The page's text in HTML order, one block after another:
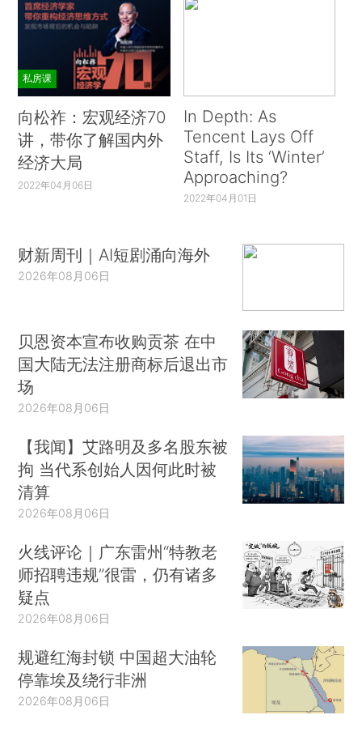
私房课
向松祚：宏观经济70
讲，带你了解国内外
经济大局
2022年04月06日
In Depth: As
Tencent Lays Off
Staff, Is Its ‘Winter’
Approaching?
2022年04月01日
财新周刊｜AI短剧涌向海外
2026年08月06日
贝恩资本宣布收购贡茶 在中
国大陆无法注册商标后退出市
场
2026年08月06日
【我闻】艾路明及多名股东被
拘 当代系创始人因何此时被
清算
2026年08月06日
火线评论｜广东雷州“特教老
师招聘违规”很雷，仍有诸多
疑点
2026年08月06日
规避红海封锁 中国超大油轮
停靠埃及绕行非洲
2026年08月06日